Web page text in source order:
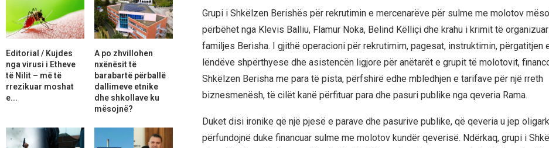
Grupi i Shkëlzen Berishës për rekrutimin e mercenarëve për sulme me molotov
përbëhet nga Klevis Balliu, Flamur Noka, Belind Këlliçi dhe krahu i krimit të
familjes Berisha. I gjithë operacioni për rekrutimim, pagesat, instruktimin, përgatitjen
lëndëve shpërthyese dhe asistencën ligjore për anëtarët e grupit të molotovit,
Shkëlzen Berisha me para të pista, përfshirë edhe mbledhjen e tarifave për një rreth
biznesmenësh, të cilët kanë përfituar para dhe pasuri publike nga qeveria Rama.
Duket disi ironike që një pjesë e parave dhe pasurive publike, që qeveria u jep
përfundojnë duke financuar sulme me molotov kundër qeverisë. Ndërkaq, grupi i
Editorial / Kujdes
nga virusi i Etheve
të Nilit – më të
rrezikuar moshat
e...
A po zhvillohen
nxënësit të
barabartë përballë
dallimeve etnike
dhe shkollave ku
mësojnë?